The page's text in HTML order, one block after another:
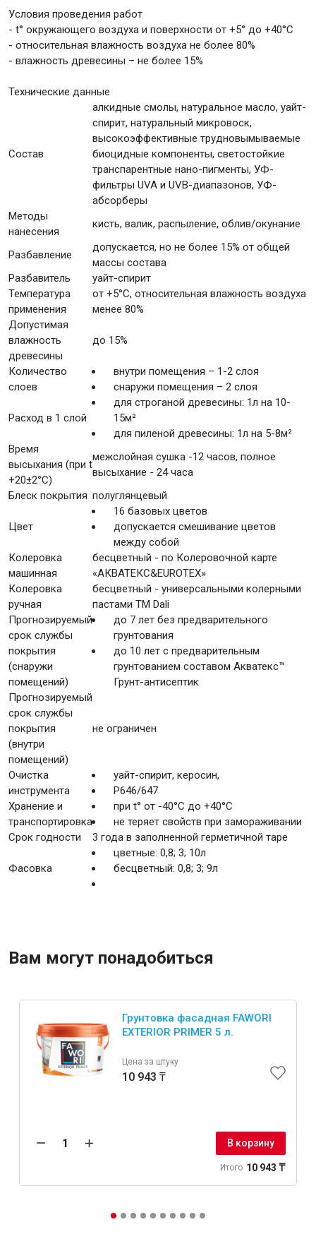
Условия проведения работ
- t° окружающего воздуха и поверхности от +5° до +40°С
- относительная влажность воздуха не более 80%
- влажность древесины – не более 15%
Технические данные
Состав
алкидные смолы, натуральное масло, уайт-
спирит, натуральный микровоск,
высокоэффективные трудновымываемые
биоцидные компоненты, светостойкие
транспарентные нано-пигменты, УФ-
фильтры UVA и UVB-диапазонов, УФ-
абсорберы
Методы
нанесения
кисть, валик, распыление, облив/окунание
Разбавление
допускается, но не более 15% от общей
массы состава
Разбавитель
уайт-спирит
Температура
применения
от +5°С, относительная влажность воздуха
менее 80%
Допустимая
влажность
древесины
до 15%
Количество
слоев
внутри помещения – 1-2 слоя
снаружи помещения – 2 слоя
Расход в 1 слой
для строганой древесины: 1л на 10-
15м²
для пиленой древесины: 1л на 5-8м²
Время
высыхания (при t
+20±2°C)
межслойная сушка -12 часов, полное
высыхание - 24 часа
Блеск покрытия полуглянцевый
Цвет
16 базовых цветов
допускается смешивание цветов
между собой
Колеровка
машинная
бесцветный - по Колеровочной карте
«AКВАТЕКС&EUROTEX»
Колеровка
ручная
бесцветный - универсальными колерными
пастами ТМ Dali
Прогнозируемый
срок службы
покрытия
(снаружи
помещений)
до 7 лет без предварительного
грунтования
до 10 лет с предварительным
грунтованием составом Акватекс™
Грунт-антисептик
Прогнозируемый
срок службы
покрытия
(внутри
помещений)
не ограничен
Очистка
инструмента
уайт-спирит, керосин,
Р646/647
Хранение и
транспортировка
при t° от -40°С до +40°С
не теряет свойств при замораживании
Срок годности
3 года в заполненной герметичной таре
Фасовка
цветные: 0,8; 3; 10л
бесцветный: 0,8; 3; 9л
Вам могут понадобиться
Грунтовка фасадная FAWORI
EXTERIOR PRIMER 5 л.
Цена за штуку
10 943 ₸
В корзину
Итого 10 943 ₸